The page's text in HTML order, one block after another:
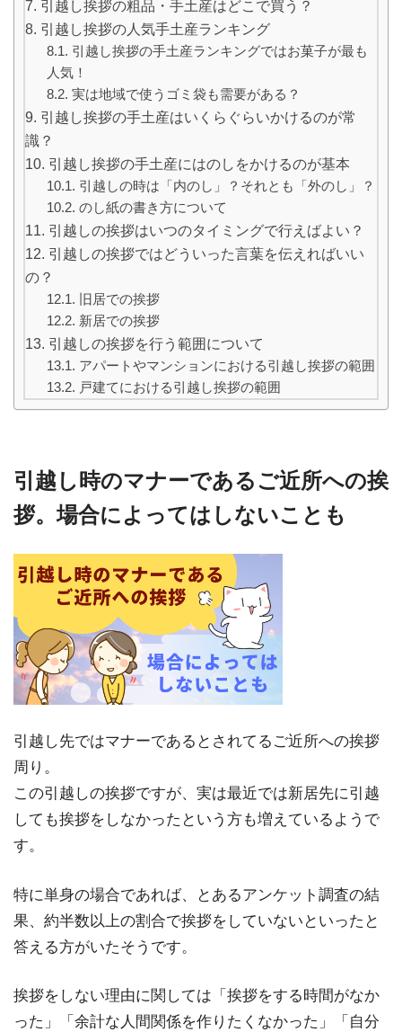
引越し挨拶の粗品・手土産はどこで買う？
引越し挨拶の人気手土産ランキング
引越し挨拶の手土産ランキングではお菓子が最も
人気！
実は地域で使うゴミ袋も需要がある？
引越し挨拶の手土産はいくらぐらいかけるのが常
識？
引越し挨拶の手土産にはのしをかけるのが基本
引越しの時は「内のし」？それとも「外のし」？
のし紙の書き方について
引越しの挨拶はいつのタイミングで行えばよい？
引越しの挨拶ではどういった言葉を伝えればいい
の？
旧居での挨拶
新居での挨拶
引越しの挨拶を行う範囲について
アパートやマンションにおける引越し挨拶の範囲
戸建てにおける引越し挨拶の範囲
引越し時のマナーであるご近所への挨
拶。場合によってはしないことも
引越し先ではマナーであるとされてるご近所への挨拶
周り。
この引越しの挨拶ですが、実は最近では新居先に引越
しても挨拶をしなかったという方も増えているようで
す。
特に単身の場合であれば、とあるアンケット調査の結
果、約半数以上の割合で挨拶をしていないといったと
答える方がいたそうです。
挨拶をしない理由に関しては「挨拶をする時間がなか
った」「余計な人間関係を作りたくなかった」「自分